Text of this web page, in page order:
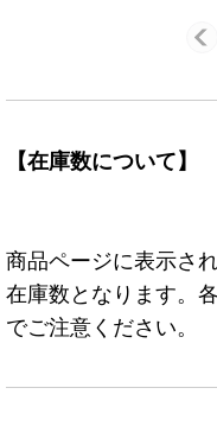
【在庫数について】
商品ページに表示さ
在庫数となります。
でご注意ください。